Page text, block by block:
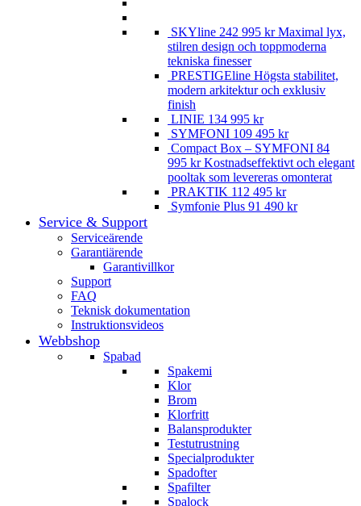
SKYline 242 995 kr Maximal lyx,
stilren design och toppmoderna
tekniska finesser
PRESTIGEline Högsta stabilitet,
modern arkitektur och exklusiv
finish
LINIE 134 995 kr
SYMFONI 109 495 kr
Compact Box – SYMFONI 84
995 kr Kostnadseffektivt och elegant
pooltak som levereras omonterat
PRAKTIK 112 495 kr
Symfonie Plus 91 490 kr
Service & Support
Serviceärende
Garantiärende
Garantivillkor
Support
FAQ
Teknisk dokumentation
Instruktionsvideos
Webbshop
Spabad
Spakemi
Klor
Brom
Klorfritt
Balansprodukter
Testutrustning
Specialprodukter
Spadofter
Spafilter
Spalock